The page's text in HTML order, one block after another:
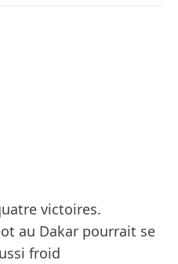
victoires.
au Dakar pourrait se
froid